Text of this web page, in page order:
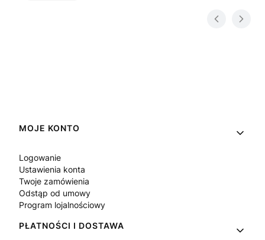
Linki w stopce
MOJE KONTO
Logowanie
Ustawienia konta
Twoje zamówienia
Odstąp od umowy
Program lojalnościowy
PŁATNOŚCI I DOSTAWA